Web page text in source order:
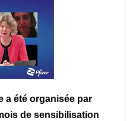
a été organisée par
de sensibilisation